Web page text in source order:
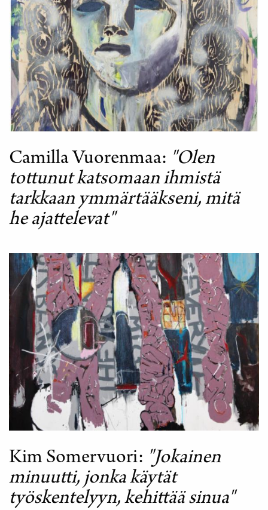
Camilla Vuorenmaa "Olen
tottunut katsomaan ihmistä
tarkkaan ymmärtääkseni, mitä
he ajattelevat"
Kim Somervuori
"Jokainen
minuutti, jonka käytät
työskentelyyn, kehittää sinua"